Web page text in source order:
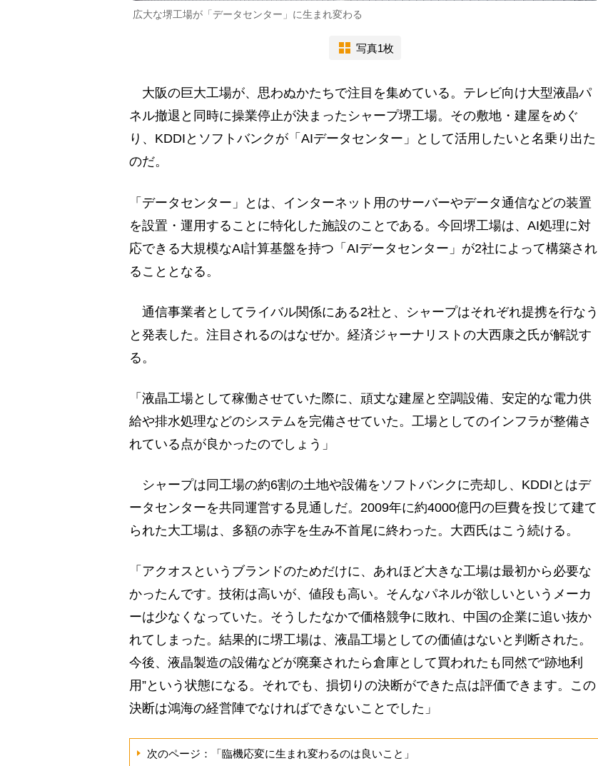
広大な堺工場が「データセンター」に生まれ変わる
写真1枚
大阪の巨大工場が、思わぬかたちで注目を集めている。テレビ向け大型液晶パ
ネル撤退と同時に操業停止が決まったシャープ堺工場。その敷地・建屋をめぐ
り、KDDIとソフトバンクが「AIデータセンター」として活用したいと名乗り出た
のだ。
「データセンター」とは、インターネット用のサーバーやデータ通信などの装置
を設置・運用することに特化した施設のことである。今回堺工場は、AI処理に対
応できる大規模なAI計算基盤を持つ「AIデータセンター」が2社によって構築され
ることとなる。
通信事業者としてライバル関係にある2社と、シャープはそれぞれ提携を行なう
と発表した。注目されるのはなぜか。経済ジャーナリストの大西康之氏が解説す
る。
「液晶工場として稼働させていた際に、頑丈な建屋と空調設備、安定的な電力供
給や排水処理などのシステムを完備させていた。工場としてのインフラが整備さ
れている点が良かったのでしょう」
シャープは同工場の約6割の土地や設備をソフトバンクに売却し、KDDIとはデ
ータセンターを共同運営する見通しだ。2009年に約4000億円の巨費を投じて建て
られた大工場は、多額の赤字を生み不首尾に終わった。大西氏はこう続ける。
「アクオスというブランドのためだけに、あれほど大きな工場は最初から必要な
かったんです。技術は高いが、値段も高い。そんなパネルが欲しいというメーカ
ーは少なくなっていた。そうしたなかで価格競争に敗れ、中国の企業に追い抜か
れてしまった。結果的に堺工場は、液晶工場としての価値はないと判断された。
今後、液晶製造の設備などが廃棄されたら倉庫として買われたも同然で“跡地利
用”という状態になる。それでも、損切りの決断ができた点は評価できます。この
決断は鴻海の経営陣でなければできないことでした」
次のページ：「臨機応変に生まれ変わるのは良いこと」